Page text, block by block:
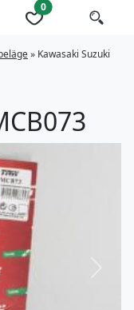
0
» Kawasaki Suzuki